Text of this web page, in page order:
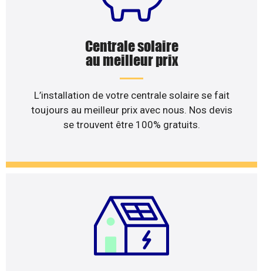
Centrale solaire
au meilleur prix
L’installation de votre centrale solaire se fait
toujours au meilleur prix avec nous. Nos devis
se trouvent être 100% gratuits.